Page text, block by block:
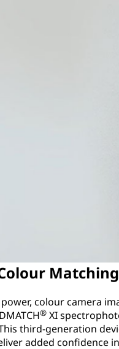
colour camera
® XI
third-generation
added confidence